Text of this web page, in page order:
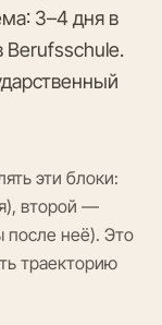
3–4 дня в
Berufsschule.
эти блоки:
второй —
после неё). Это
траекторию